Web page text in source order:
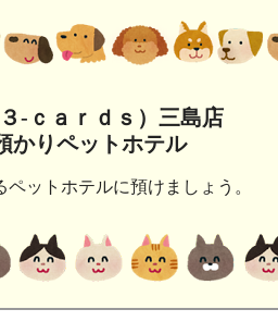
‐ｃａｒｄｓ）三島店
かりペットホテル
ットホテルに預けましょう。